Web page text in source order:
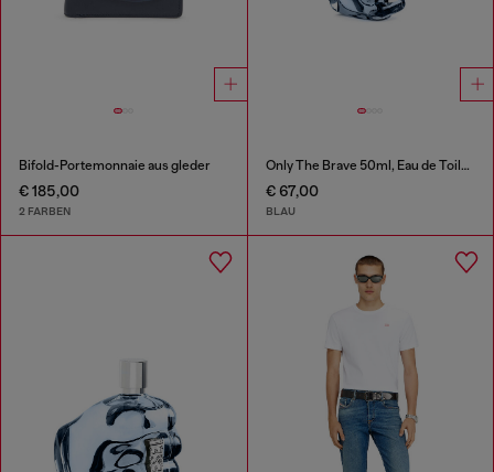
Bifold-Portemonnaie aus gleder
€ 185,00
2 FARBEN
Only The Brave 50ml, Eau de Toilette
€ 67,00
BLAU